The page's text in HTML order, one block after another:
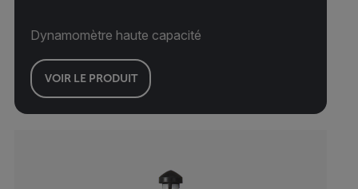
Dynamomètre haute capacité
VOIR LE PRODUIT